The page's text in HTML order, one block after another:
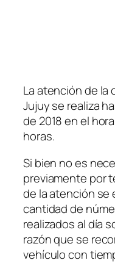
La atención de la
Jujuy se realiza
de 2018 en el
horas.
Si bien no es
previamente por
de la atención se
cantidad de
realizados al día
razón que se
vehículo con